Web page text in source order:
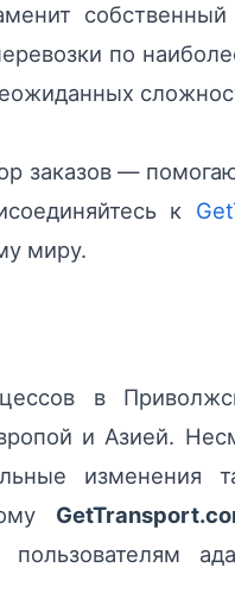
по
заказов —
к
миру.
в
и Азией.
изменения